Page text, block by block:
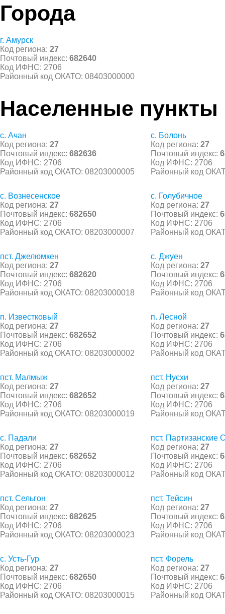
Города
г. Амурск
Код региона: 27
Почтовый индекс: 682640
Код ИФНС: 2706
Районный код ОКАТО: 08403000000
Населенные пункты
с. Ачан
Код региона: 27
Почтовый индекс: 682636
Код ИФНС: 2706
Районный код ОКАТО: 08203000005
с. Болонь
Код региона: 27
Почтовый индекс:
Код ИФНС: 2706
Районный код
с. Вознесенское
Код региона: 27
Почтовый индекс: 682650
Код ИФНС: 2706
Районный код ОКАТО: 08203000007
с. Голубичное
Код региона: 27
Почтовый индекс:
Код ИФНС: 2706
Районный код
пст. Джелюмкен
Код региона: 27
Почтовый индекс: 682620
Код ИФНС: 2706
Районный код ОКАТО: 08203000018
с. Джуен
Код региона: 27
Почтовый индекс:
Код ИФНС: 2706
Районный код
п. Известковый
Код региона: 27
Почтовый индекс: 682652
Код ИФНС: 2706
Районный код ОКАТО: 08203000002
п. Лесной
Код региона: 27
Почтовый индекс:
Код ИФНС: 2706
Районный код
пст. Малмыж
Код региона: 27
Почтовый индекс: 682652
Код ИФНС: 2706
Районный код ОКАТО: 08203000019
пст. Нусхи
Код региона: 27
Почтовый индекс:
Код ИФНС: 2706
Районный код
с. Падали
Код региона: 27
Почтовый индекс: 682652
Код ИФНС: 2706
Районный код ОКАТО: 08203000012
пст. Партизанские
Код региона: 27
Почтовый индекс:
Код ИФНС: 2706
Районный код
пст. Сельгон
Код региона: 27
Почтовый индекс: 682625
Код ИФНС: 2706
Районный код ОКАТО: 08203000023
пст. Тейсин
Код региона: 27
Почтовый индекс:
Код ИФНС: 2706
Районный код
с. Усть-Гур
Код региона: 27
Почтовый индекс: 682650
Код ИФНС: 2706
Районный код ОКАТО: 08203000015
пст. Форель
Код региона: 27
Почтовый индекс:
Код ИФНС: 2706
Районный код